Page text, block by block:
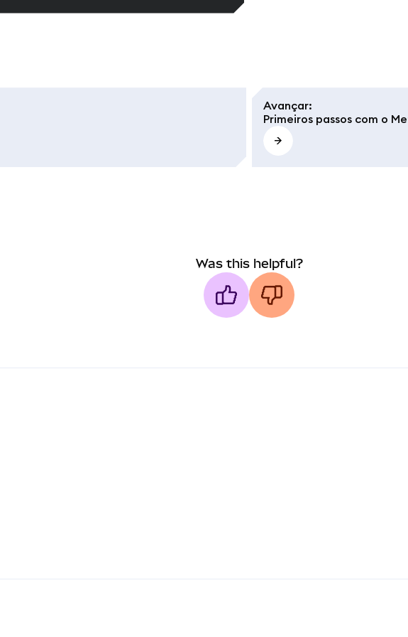
Avançar:
Primeiros passos com o
Was this helpful?